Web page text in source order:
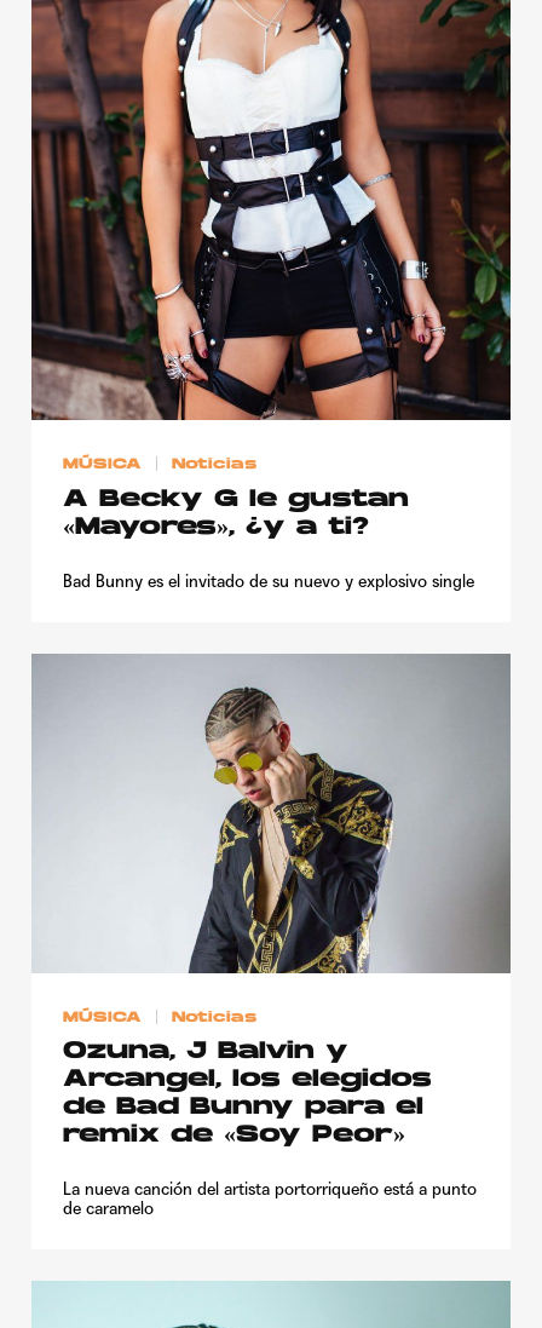
MÚSICA Noticias
A Becky G le gustan
«Mayores», ¿y a ti?
Bad Bunny es el invitado de su nuevo y explosivo single
MÚSICA Noticias
Ozuna, J Balvin y
Arcangel, los elegidos
de Bad Bunny para el
remix de «Soy Peor»
La nueva canción del artista portorriqueño está a punto
de caramelo